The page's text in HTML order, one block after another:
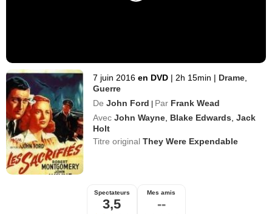
7 juin 2016 en DVD | 2h 15min | Drame
Guerre
De John Ford | Par Frank Wead
Avec John Wayne Blake Edwards ,Jack
Holt
Titre originalThey Were Expendable
Spectateurs
3,5
Mes amis
--